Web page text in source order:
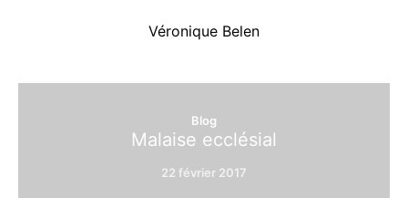
Véronique Belen
Blog
Malaise ecclésial
22 février 2017